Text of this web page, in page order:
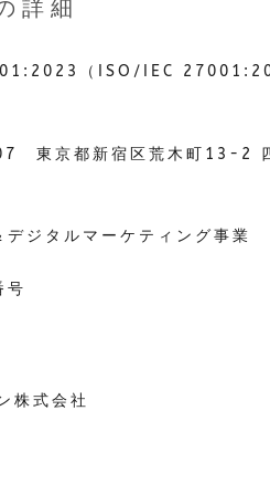
詳細
（ISO/IEC
東京都新宿区荒木町13-2
デジタルマーケティング事業
号
株式会社